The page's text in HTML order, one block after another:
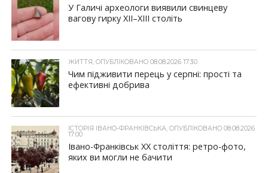
У Галичі археологи виявили свинцеву
вагову гирку XII–XIII століть
ЖИТТЯ, ОПУБЛІКОВАНО 08.08.2026 17:30
Чим підживити перець у серпні: прості та
ефективні добрива
ІСТОРІЯ ІВАНО-ФРАНКІВСЬКА, ОПУБЛІКОВАНО 08.08.2026
17:00
Івано-Франківськ ХХ століття: ретро-фото,
яких ви могли не бачити